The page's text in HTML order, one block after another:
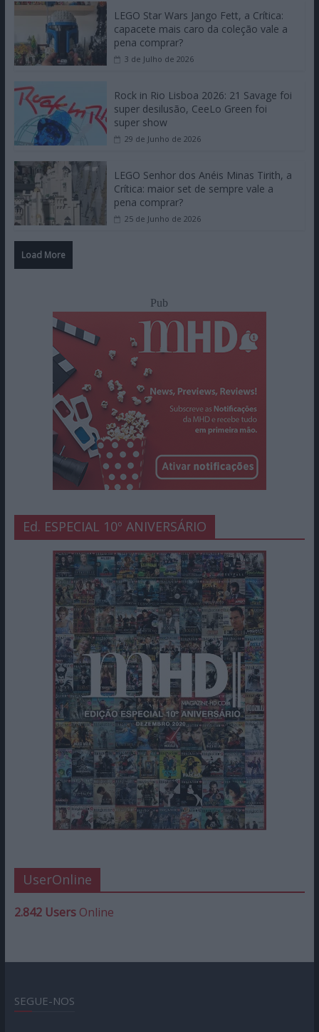
LEGO Star Wars Jango Fett, a Crítica:
capacete mais caro da coleção vale a
pena comprar?
3 de Julho de 2026
Rock in Rio Lisboa 2026: 21 Savage foi
super desilusão, CeeLo Green foi
super show
29 de Junho de 2026
LEGO Senhor dos Anéis Minas Tirith, a
Crítica: maior set de sempre vale a
pena comprar?
25 de Junho de 2026
Load More
Pub
Ed. ESPECIAL 10º ANIVERSÁRIO
UserOnline
2.842 UsersOnline
SEGUE-NOS